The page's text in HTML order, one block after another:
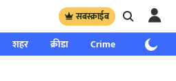
सबस्क्राईब
शहर क्रीडा Crime साप्ताहिक